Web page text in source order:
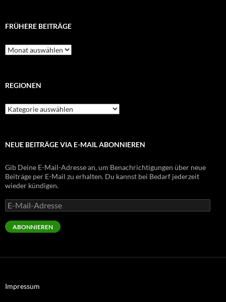
FRÜHERE BEITRÄGE
Frühere
Beiträge
REGIONEN
Regionen
NEUE BEITRÄGE VIA E-MAIL ABONNIEREN
Gib Deine E-Mail-Adresse an, um Benachrichtigungen über neue
Beiträge per E-Mail zu erhalten. Du kannst bei Bedarf jederzeit
wieder kündigen.
E-
Mail-
Adresse
ABONNIEREN
Impressum